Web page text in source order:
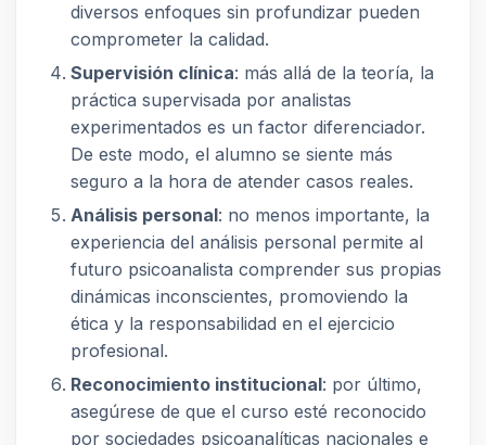
diversos enfoques sin profundizar pueden
comprometer la calidad.
Supervisión clínica: más allá de la teoría, la
práctica supervisada por analistas
experimentados es un factor diferenciador.
De este modo, el alumno se siente más
seguro a la hora de atender casos reales.
Análisis personal: no menos importante, la
experiencia del análisis personal permite al
futuro psicoanalista comprender sus propias
dinámicas inconscientes, promoviendo la
ética y la responsabilidad en el ejercicio
profesional.
Reconocimiento institucional: por último,
asegúrese de que el curso esté reconocido
por sociedades psicoanalíticas nacionales e